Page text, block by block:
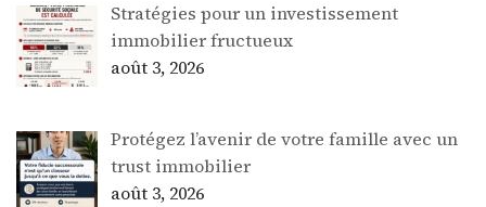
Stratégies pour un investissement
immobilier fructueux
août 3, 2026
Protégez l’avenir de votre famille avec un
trust immobilier
août 3, 2026